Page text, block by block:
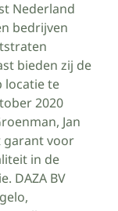
Nederland
bedrijven
bieden zij de
locatie te
2020
Jan
garant voor
in de
DAZA BV